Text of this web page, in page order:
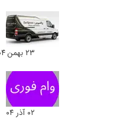
۲۳ بهمن ۰۴
۰۲ آذر ۰۴